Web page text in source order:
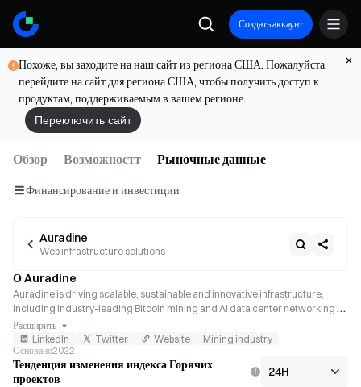
Создать аккаунт
Похоже, вы заходите на наш сайт из региона США. Пожалуйста,
перейдите на сайт для региона США, чтобы получить доступ к
продуктам, поддерживаемым в вашем регионе.
Переключить сайт
Обзор Возможностт Рыночные данные
Финансирование и инвестиции
Auradine
Web infrastructure solutions
О Auradine
Auradine is driving scalable, sustainable and innovative infrastructure,
including industry-leading Bitcoin mining and AI data center networking
solutions. Teraflux™ product range of Bitcoin miners powered by the
world’s most advanced silicon chip technology for Bitcoin mining includes
air-cooled, immersion-cooled, and hydro-cooled miners.
Расширить
LinkedIn
Twitter Website
Mining industry
Основано2022
Тенденция изменения индекса Горячих
проектов